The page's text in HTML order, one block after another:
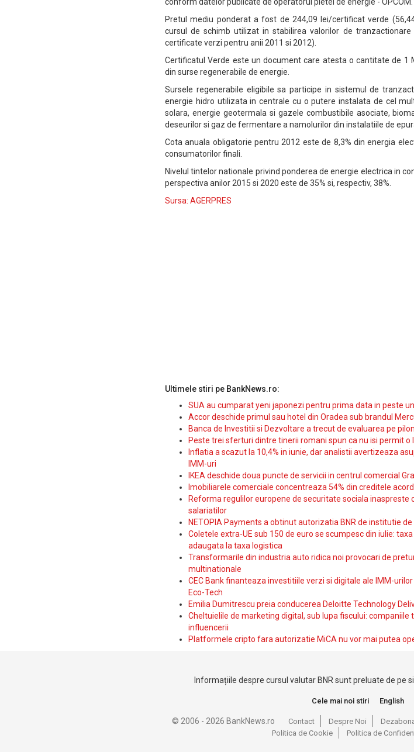
Pretul mediu ponderat a fost de 244,09 lei/certificat verde
cursul de schimb utilizat in stabilirea valorilor de
certificate verzi pentru anii 2011 si 2012).
Certificatul Verde este un document care atesta o cantitate de 1
din surse regenerabile de energie.
Sursele regenerabile eligibile sa participe in sistemul de
energie hidro utilizata in centrale cu o putere instalata de cel
solara, energie geotermala si gazele combustibile asociate,
deseurilor si gaz de fermentare a namolurilor din instalatiile de
Cota anuala obligatorie pentru 2012 este de 8,3% din energia
consumatorilor finali.
Nivelul tintelor nationale privind ponderea de energie electrica in
perspectiva anilor 2015 si 2020 este de 35% si, respectiv, 38%.
Sursa: AGERPRES
Ultimele stiri pe BankNews.ro:
SUA au cumparat yeni japonezi pentru prima data in peste
Accor deschide primul sau hotel din Oradea sub brandul
Banca de Investitii si Dezvoltare a trecut de evaluarea pe
Peste trei sferturi dintre tinerii romani spun ca nu isi permit o
Inflatia a scazut la 10,4% in iunie, dar analistii avertizeaza
IMM-uri
IKEA deschide doua puncte de servicii in centrul comercial
Imobiliarele comerciale concentreaza 54% din creditele
Reforma regulilor europene de securitate sociala inaspreste
salariatilor
NETOPIA Payments a obtinut autorizatia BNR de institutie de
Coletele extra-UE sub 150 de euro se scumpesc din iulie:
adaugata la taxa logistica
Transformarile din industria auto ridica noi provocari de
multinationale
CEC Bank finanteaza investitiile verzi si digitale ale IMM-
Eco-Tech
Emilia Dumitrescu preia conducerea Deloitte Technology
Cheltuielile de marketing digital, sub lupa fiscului: companiile
influencerii
Platformele cripto fara autorizatie MiCA nu vor mai putea
Informațiile despre cursul valutar BNR sunt preluate de pe
Cele mai noi stiri English
© 2006 - 2026 BankNews.ro Contact Despre Noi
Politica de Cookie
Politica de